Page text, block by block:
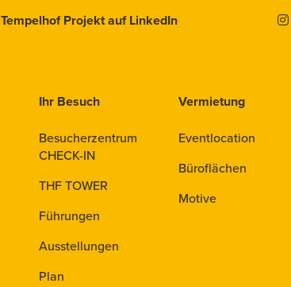
Tempelhof Projekt auf LinkedIn
Ihr Besuch
Besucherzentrum
CHECK-IN
THF TOWER
Führungen
Ausstellungen
Plan
Vermietung
Eventlocation
Büroflächen
Motive